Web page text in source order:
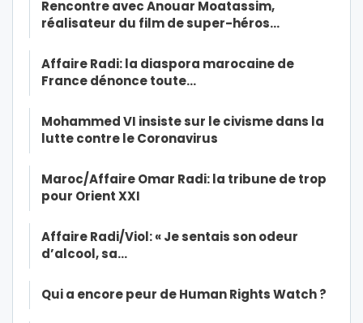
Rencontre avec Anouar Moatassim,
réalisateur du film de super-héros…
Affaire Radi: la diaspora marocaine de
France dénonce toute…
Mohammed VI insiste sur le civisme dans la
lutte contre le Coronavirus
Maroc/Affaire Omar Radi: la tribune de trop
pour Orient XXI
Affaire Radi/Viol: « Je sentais son odeur
d’alcool, sa…
Qui a encore peur de Human Rights Watch ?